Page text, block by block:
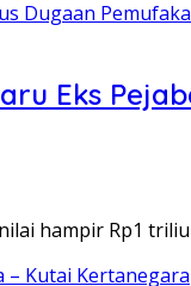
Eks
hampir Rp1